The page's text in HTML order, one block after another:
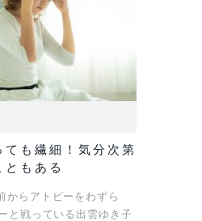
も繊細！気分次第
もある
らアトピーをわずら
と戦っている出雲ゆき子